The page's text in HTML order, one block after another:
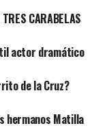
CARABELAS
actor dramático
de la Cruz?
hermanos Matilla